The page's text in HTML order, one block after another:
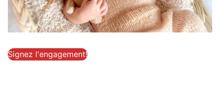
Signez l'engagement!